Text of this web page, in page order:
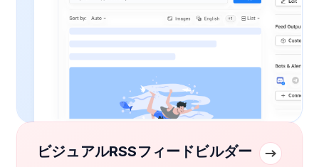
ビジュアルRSSフィードビルダー